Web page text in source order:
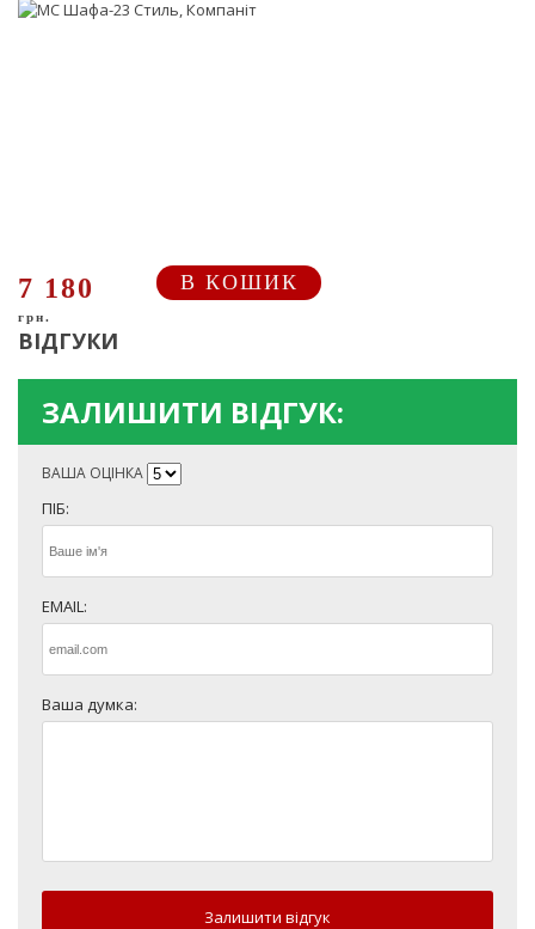
7 180
грн.
В КОШИК
ВІДГУКИ
ЗАЛИШИТИ ВІДГУК:
ВАША ОЦІНКА
ПІБ:
EMAIL:
Ваша думка:
Залишити відгук